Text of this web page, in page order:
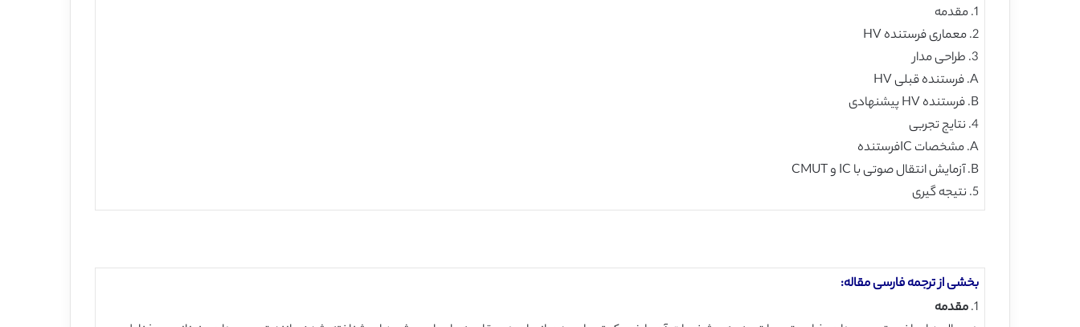
1. مقدمه
2. معماری فرستنده HV
3. طراحی مدار
A. فرستنده قبلی HV
B. فرستنده HV پیشنهادی
4. نتایج تجربی
A. مشخصات ICفرستنده
B. آزمایش انتقال صوتی با IC و CMUT
5. نتیجه گیری
بخشی از ترجمه فارسی مقاله:
1. مقدمه